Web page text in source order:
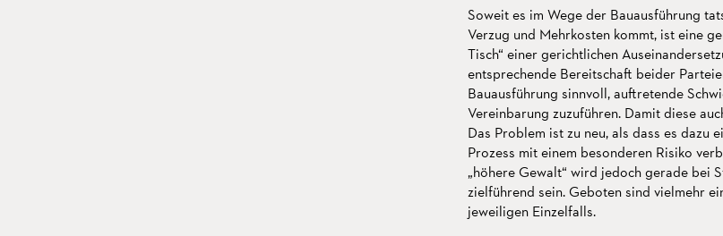
Soweit es im Wege der Bauausführung
Verzug und Mehrkosten kommt, ist eine
Tisch“ einer gerichtlichen
entsprechende Bereitschaft beider
Bauausführung sinnvoll, auftretende
Vereinbarung zuzuführen. Damit diese
Das Problem ist zu neu, als dass es dazu
Prozess mit einem besonderen Risiko
„höhere Gewalt“ wird jedoch gerade bei
zielführend sein. Geboten sind vielmehr
jeweiligen Einzelfalls.